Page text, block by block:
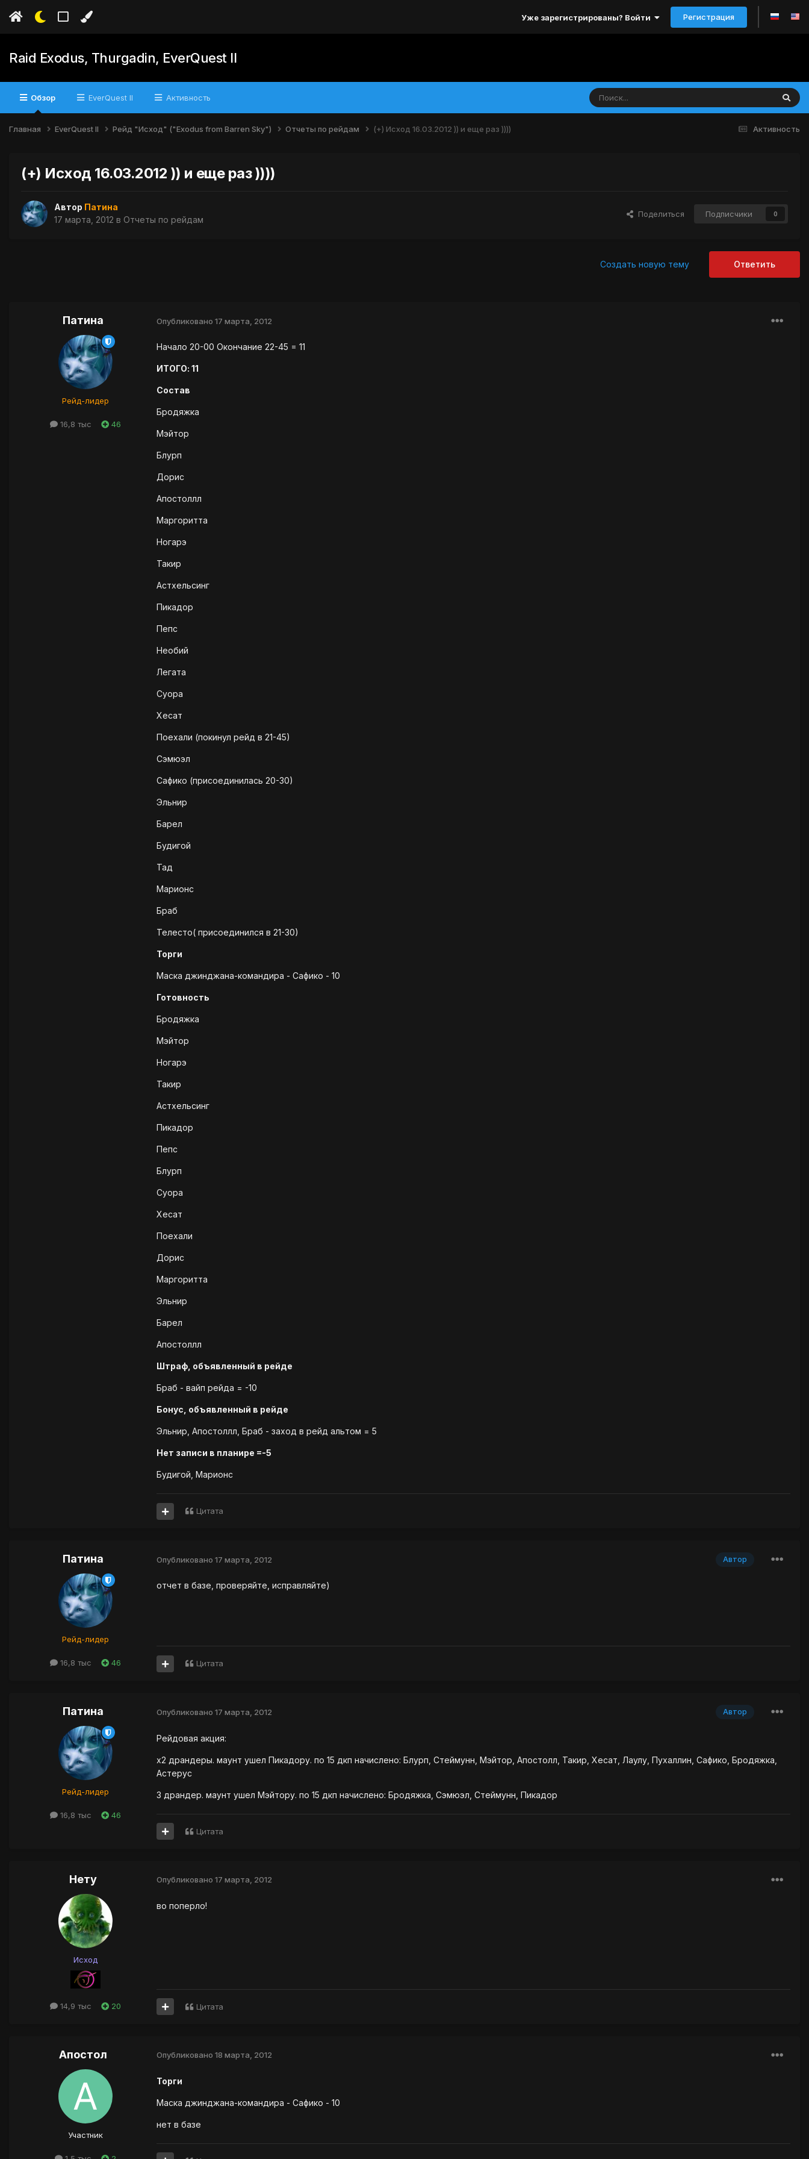
Уже зарегистрированы? Войти Регистрация
Raid Exodus, Thurgadin, EverQuest II
Обзор EverQuest II Активность
Активность
Главная EverQuest II Рейд "Исход" ("Exodus from Barren Sky") Отчеты по рейдам (+) Исход 16.03.2012 )) и еще раз ))))
(+) Исход 16.03.2012 )) и еще раз ))))
Автор Патина
17 марта, 2012 в Отчеты по рейдам
Поделиться Подписчики 0
Ответить
Создать новую тему
Патина
Рейд-лидер
16,8 тыс 46
Опубликовано 17 марта, 2012
Начало 20-00 Окончание 22-45 = 11
ИТОГО: 11
Состав
Бродяжка
Мэйтор
Блурп
Дорис
Апостоллл
Маргоритта
Ногарэ
Такир
Астхельсинг
Пикадор
Пепс
Необий
Легата
Суора
Хесат
Поехали (покинул рейд в 21-45)
Сэмюэл
Сафико (присоединилась 20-30)
Эльнир
Барел
Будигой
Тад
Марионс
Браб
Телесто( присоединился в 21-30)
Торги
Маска джинджана-командира - Сафико - 10
Готовность
Бродяжка
Мэйтор
Ногарэ
Такир
Астхельсинг
Пикадор
Пепс
Блурп
Суора
Хесат
Поехали
Дорис
Маргоритта
Эльнир
Барел
Апостоллл
Штраф, объявленный в рейде
Браб - вайп рейда = -10
Бонус, объявленный в рейде
Эльнир, Апостоллл, Браб - заход в рейд альтом = 5
Нет записи в планире =-5
Будигой, Марионс
Цитата
Патина
Рейд-лидер
16,8 тыс 46
Автор
Опубликовано 17 марта, 2012
отчет в базе, проверяйте, исправляйте)
Цитата
Патина
Рейд-лидер
16,8 тыс 46
Автор
Опубликовано 17 марта, 2012
Рейдовая акция:
х2 драндеры. маунт ушел Пикадору. по 15 дкп начислено: Блурп, Стеймунн, Мэйтор, Апостолл, Такир, Хесат, Лаулу, Пухаллин, Сафико, Бродяжка,
Астерус
3 драндер. маунт ушел Мэйтору. по 15 дкп начислено: Бродяжка, Сэмюэл, Стеймунн, Пикадор
Цитата
Нету
Исход
14,9 тыс 20
Опубликовано 17 марта, 2012
во поперло!
Цитата
Апостол
Участник
Опубликовано 18 марта, 2012
Торги
Маска джинджана-командира - Сафико - 10
нет в базе